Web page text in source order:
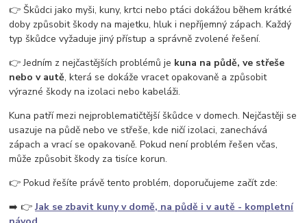
vosy v pergole
ochrana proti vosám
jak se zbavit vosího hnízda
odpuzovač vos
past na vosy
létající hmyz vosy v domě vosy ve střeše
👉 Škůdci jako myši, kuny, krtci nebo ptáci dokážou během krátké
doby způsobit škody na majetku, hluk i nepříjemný zápach. Každý
typ škůdce vyžaduje jiný přístup a správně zvolené řešení.
👉 Jedním z nejčastějších problémů je kuna na půdě, ve střeše
nebo v autě, která se dokáže vracet opakovaně a způsobit
výrazné škody na izolaci nebo kabeláži.
Kuna patří mezi nejproblematičtější škůdce v domech. Nejčastěji se
usazuje na půdě nebo ve střeše, kde ničí izolaci, zanechává
zápach a vrací se opakovaně. Pokud není problém řešen včas,
může způsobit škody za tisíce korun.
👉 Pokud řešíte právě tento problém, doporučujeme začít zde:
➡️ 👉Jak se zbavit kuny v domě, na půdě i v autě - kompletní